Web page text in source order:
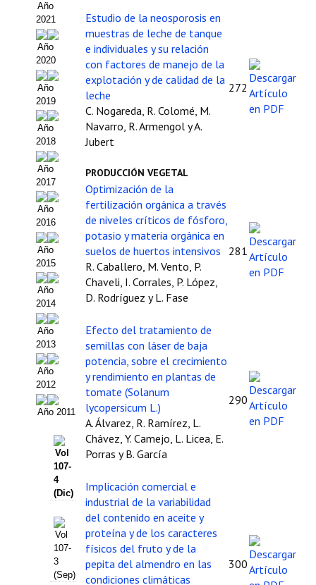
Presentación ITEA
Equipo Editorial
Leer revista ITEA
Directrices para autores/as
Políticas Editoriales
Propuesta Volumen Especial
Sello Calidad FECYT
Premio Prensa Agraria
Buscador de Artículos
JORNADAS AIDA
Presentación Jornadas
Comunicaciones
Jornadas PAM 2026
Premio Jóvenes Investigadores
Buscador de Comunicaciones
Buscador de Comunicaciones
CONTACTO
BUSCADOR
Año
2021
Año
2020
Año
2019
Año
2018
Año
2017
Año
2016
Año
2015
Año
2014
Año
2013
Año
2012
Año 2011
Vol
107-
4
(Dic)
Vol
107-
3
(Sep)
Estudio de la neosporosis en
muestras de leche de tanque
e individuales y su relación
con factores de manejo de la
explotación y de calidad de la
leche
C. Nogareda, R. Colomé, M.
Navarro, R. Armengol y A.
Jubert
272
PRODUCCIÓN VEGETAL
Optimización de la
fertilización orgánica a través
de niveles críticos de fósforo,
potasio y materia orgánica en
suelos de huertos intensivos
R. Caballero, M. Vento, P.
Chaveli, I. Corrales, P. López,
D. Rodríguez y L. Fase
281
Efecto del tratamiento de
semillas con láser de baja
potencia, sobre el crecimiento
y rendimiento en plantas de
tomate (Solanum
lycopersicum L.)
A. Álvarez, R. Ramírez, L.
Chávez, Y. Camejo, L. Licea, E.
Porras y B. García
290
Implicación comercial e
industrial de la variabilidad
del contenido en aceite y
proteína y de los caracteres
físicos del fruto y de la
pepita del almendro en las
condiciones climáticas
300